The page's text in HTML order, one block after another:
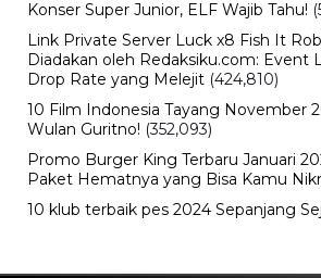
Belasan Penumpang, Polisi Tetapkan
Dua Tersangka
Kamis, 6 Agu 2026 - 15:46 WIB
Sarwendah Disebut Setia Dampingi
Ruben Onsu Saat Kondisi Kritis, Ini
Kabar Terbarunya
Kamis, 6 Agu 2026 - 15:25 WIB
Sejarah